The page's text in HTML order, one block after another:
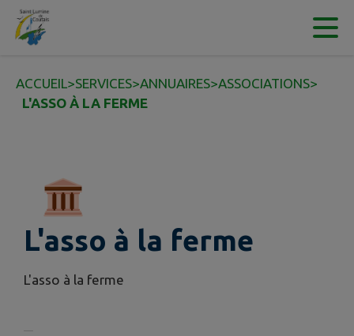
Contenu
ACCUEIL>SERVICES>ANNUAIRES>ASSOCIATIONS>
L'ASSO À LA FERME
L'asso à la ferme
L'asso à la ferme